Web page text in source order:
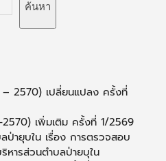
ค้นหา
2570) เปลี่ยนแปลง ครั้งที่
เพิ่มเติม ครั้งที่ 1/2569
ป่ายุบใน เรื่อง การตรวจสอบ
ารส่วนตำบลป่ายบุใน